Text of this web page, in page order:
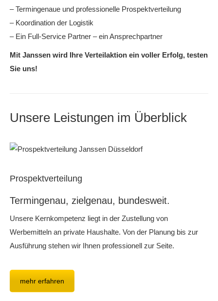
– Termingenaue und professionelle Prospektverteilung
– Koordination der Logistik
– Ein Full-Service Partner – ein Ansprechpartner
Mit Janssen wird Ihre Verteilaktion ein voller Erfolg, testen
Sie uns!
Unsere Leistungen im Überblick
Prospektverteilung
Termingenau, zielgenau, bundesweit.
Unsere Kernkompetenz liegt in der Zustellung von
Werbemitteln an private Haushalte. Von der Planung bis zur
Ausführung stehen wir Ihnen professionell zur Seite.
mehr erfahren